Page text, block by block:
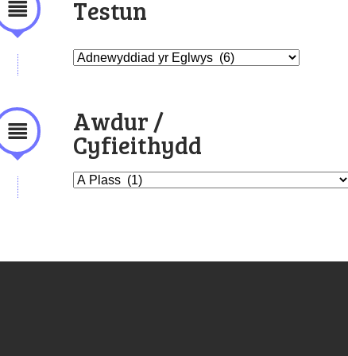
Testun
Awdur /
Cyfieithydd